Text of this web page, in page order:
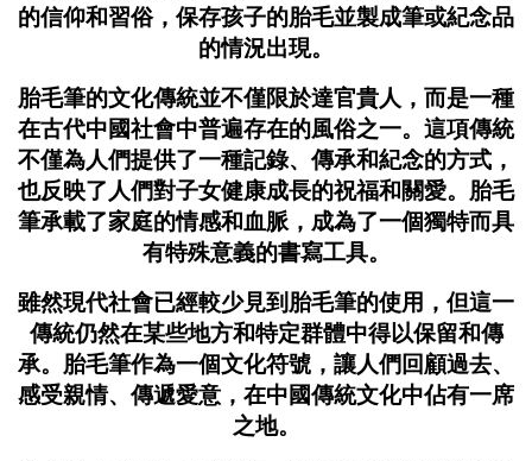
的信仰和習俗，保存孩子的胎毛並製成筆或紀念品
的情況出現。
胎毛筆的文化傳統並不僅限於達官貴人，而是一種
在古代中國社會中普遍存在的風俗之一。這項傳統
不僅為人們提供了一種記錄、傳承和紀念的方式，
也反映了人們對子女健康成長的祝福和關愛。胎毛
筆承載了家庭的情感和血脈，成為了一個獨特而具
有特殊意義的書寫工具。
雖然現代社會已經較少見到胎毛筆的使用，但這一
傳統仍然在某些地方和特定群體中得以保留和傳
承。胎毛筆作為一個文化符號，讓人們回顧過去、
感受親情、傳遞愛意，在中國傳統文化中佔有一席
之地。